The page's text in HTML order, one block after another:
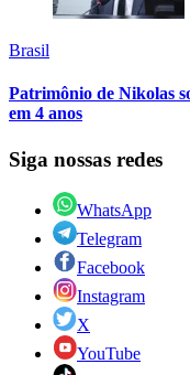
Brasil
Patrimônio de Nikolas
em 4 anos
Siga nossas redes
WhatsApp
Telegram
Facebook
Instagram
X
YouTube